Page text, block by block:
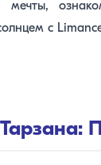
мечты,
с